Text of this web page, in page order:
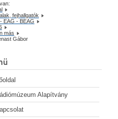
fejhallgatók
EAG - BEAG
más
Gábor
Alapítvány